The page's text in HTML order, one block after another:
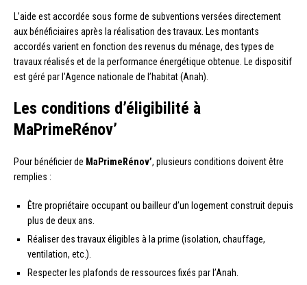
L’aide est accordée sous forme de subventions versées directement
aux bénéficiaires après la réalisation des travaux. Les montants
accordés varient en fonction des revenus du ménage, des types de
travaux réalisés et de la performance énergétique obtenue. Le dispositif
est géré par l’Agence nationale de l’habitat (Anah).
Les conditions d’éligibilité à
MaPrimeRénov’
Pour bénéficier de MaPrimeRénov’, plusieurs conditions doivent être
remplies :
Être propriétaire occupant ou bailleur d’un logement construit depuis
plus de deux ans.
Réaliser des travaux éligibles à la prime (isolation, chauffage,
ventilation, etc.).
Respecter les plafonds de ressources fixés par l’Anah.